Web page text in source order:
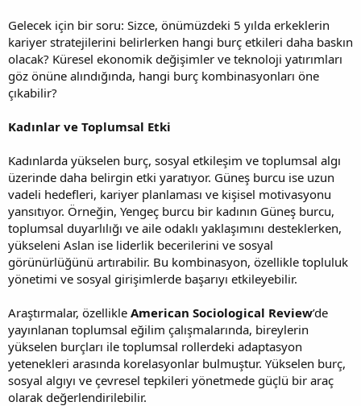
Gelecek için bir soru: Sizce, önümüzdeki 5 yılda erkeklerin
kariyer stratejilerini belirlerken hangi burç etkileri daha baskın
olacak? Küresel ekonomik değişimler ve teknoloji yatırımları
göz önüne alındığında, hangi burç kombinasyonları öne
çıkabilir?
Kadınlar ve Toplumsal Etki
Kadınlarda yükselen burç, sosyal etkileşim ve toplumsal algı
üzerinde daha belirgin etki yaratıyor. Güneş burcu ise uzun
vadeli hedefleri, kariyer planlaması ve kişisel motivasyonu
yansıtıyor. Örneğin, Yengeç burcu bir kadının Güneş burcu,
toplumsal duyarlılığı ve aile odaklı yaklaşımını desteklerken,
yükseleni Aslan ise liderlik becerilerini ve sosyal
görünürlüğünü artırabilir. Bu kombinasyon, özellikle topluluk
yönetimi ve sosyal girişimlerde başarıyı etkileyebilir.
Araştırmalar, özellikle American Sociological Review’de
yayınlanan toplumsal eğilim çalışmalarında, bireylerin
yükselen burçları ile toplumsal rollerdeki adaptasyon
yetenekleri arasında korelasyonlar bulmuştur. Yükselen burç,
sosyal algıyı ve çevresel tepkileri yönetmede güçlü bir araç
olarak değerlendirilebilir.